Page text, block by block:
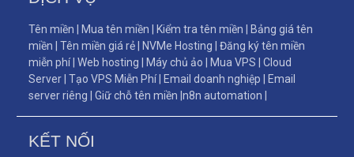
Tên miền Mua tên miền Kiểm tra tên miền
Bảng giá tên
miền |Tên miền giá rẻ NVMe Hosting |Đăng ký tên miền
miễn phí|Web hosting Máy chủ ảo Mua VPS |Cloud
Server |Tạo VPS Miễn Phí| Email doanh nghiệp
Email
server riêng |Giữ chỗ tên miền |n8n automation
KẾT NỐI